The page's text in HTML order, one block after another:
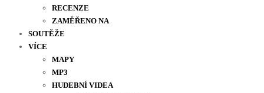
RECENZE
ZAMĚŘENO NA
SOUTĚŽE
VÍCE
MAPY
MP3
HUDEBNÍ VIDEA